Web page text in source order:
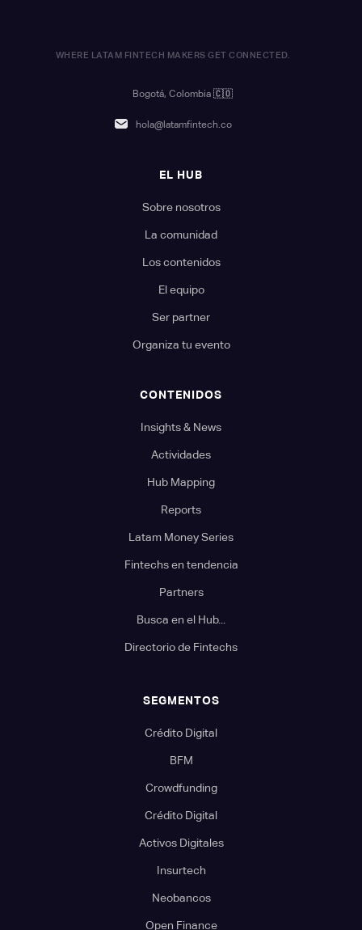
WHERE LATAM FINTECH MAKERS GET CONNECTED.
Bogotá, Colombia 🇨🇴
hola@latamfintech.co
EL HUB
Sobre nosotros
La comunidad
Los contenidos
El equipo
Ser partner
Organiza tu evento
CONTENIDOS
Insights & News
Actividades
Hub Mapping
Reports
Latam Money Series
Fintechs en tendencia
Partners
Busca en el Hub...
Directorio de Fintechs
SEGMENTOS
Crédito Digital
BFM
Crowdfunding
Crédito Digital
Activos Digitales
Insurtech
Neobancos
Open Finance